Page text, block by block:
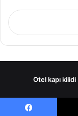
Otel kapı kilidi